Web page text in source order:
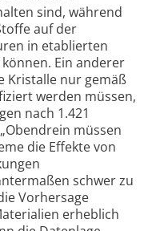
sind, während
auf der
in etablierten
Ein anderer
Kristalle nur gemäß
werden müssen,
nach 1.421
müssen
die Effekte von
schwer zu
Vorhersage
erheblich